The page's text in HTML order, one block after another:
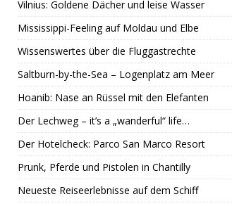
Vilnius: Goldene Dächer und leise Wasser
Mississippi-Feeling auf Moldau und Elbe
Wissenswertes über die Fluggastrechte
Saltburn-by-the-Sea – Logenplatz am Meer
Hoanib: Nase an Rüssel mit den Elefanten
Der Lechweg – it’s a „wanderful“ life…
Der Hotelcheck: Parco San Marco Resort
Prunk, Pferde und Pistolen in Chantilly
Neueste Reiseerlebnisse auf dem Schiff